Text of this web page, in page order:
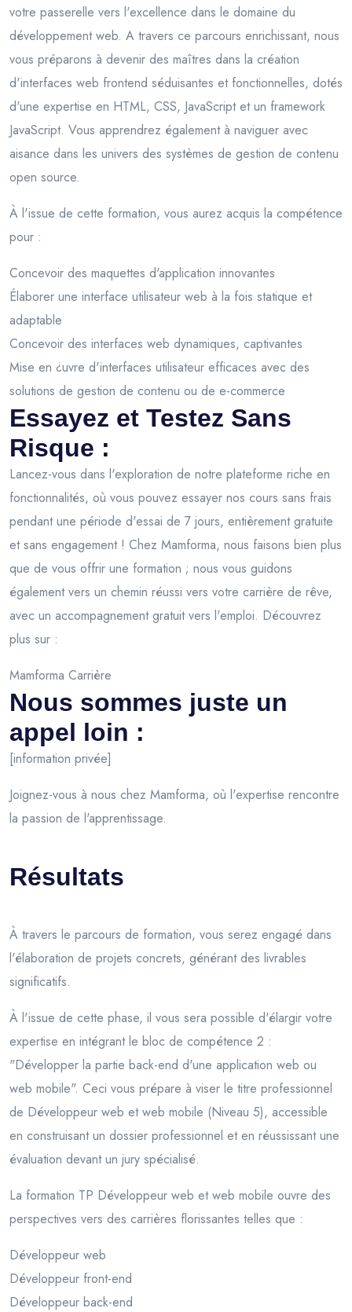
votre passerelle vers l'excellence dans le domaine du
développement web. A travers ce parcours enrichissant, nous
vous préparons à devenir des maîtres dans la création
d'interfaces web frontend séduisantes et fonctionnelles, dotés
d'une expertise en HTML, CSS, JavaScript et un framework
JavaScript. Vous apprendrez également à naviguer avec
aisance dans les univers des systèmes de gestion de contenu
open source.
À l'issue de cette formation, vous aurez acquis la compétence
pour :
Concevoir des maquettes d'application innovantes
Élaborer une interface utilisateur web à la fois statique et
adaptable
Concevoir des interfaces web dynamiques, captivantes
Mise en ¿uvre d'interfaces utilisateur efficaces avec des
solutions de gestion de contenu ou de e-commerce
Essayez et Testez Sans
Risque :
Lancez-vous dans l'exploration de notre plateforme riche en
fonctionnalités, où vous pouvez essayer nos cours sans frais
pendant une période d'essai de 7 jours, entièrement gratuite
et sans engagement ! Chez Mamforma, nous faisons bien plus
que de vous offrir une formation ; nous vous guidons
également vers un chemin réussi vers votre carrière de rêve,
avec un accompagnement gratuit vers l'emploi. Découvrez
plus sur :
Mamforma Carrière
Nous sommes juste un
appel loin :
[information privée]
Joignez-vous à nous chez Mamforma, où l'expertise rencontre
la passion de l'apprentissage.
Résultats
À travers le parcours de formation, vous serez engagé dans
l'élaboration de projets concrets, générant des livrables
significatifs.
À l'issue de cette phase, il vous sera possible d'élargir votre
expertise en intégrant le bloc de compétence 2 :
"Développer la partie back-end d'une application web ou
web mobile". Ceci vous prépare à viser le titre professionnel
de Développeur web et web mobile (Niveau 5), accessible
en construisant un dossier professionnel et en réussissant une
évaluation devant un jury spécialisé.
La formation TP Développeur web et web mobile ouvre des
perspectives vers des carrières florissantes telles que :
Développeur web
Développeur front-end
Développeur back-end